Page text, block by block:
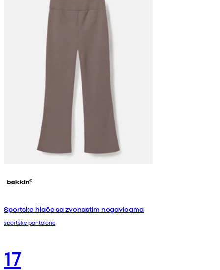
Sportske hlače sa zvonastim nogavicama
sportske pantalone
17